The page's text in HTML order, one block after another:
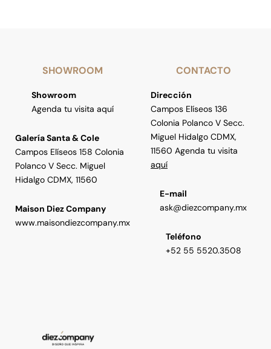
SHOWROOM
Showroom
Agenda tu visita aquí
Galería Santa & Cole
Campos Elíseos 158 Colonia
Polanco V Secc. Miguel
Hidalgo CDMX, 11560
Maison Diez Company
www.maisondiezcompany.mx
CONTACTO
Dirección
Campos Elíseos 136
Colonia Polanco V Secc.
Miguel Hidalgo CDMX,
11560 Agenda tu visita
aquí
E-mail
ask@diezcompany.mx
Teléfono
+52 55 5520.3508